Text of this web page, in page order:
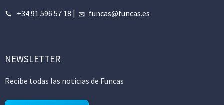
+34 91 596 57 18 | funcas@funcas.es
NEWSLETTER
Recibe todas las noticias de Funcas